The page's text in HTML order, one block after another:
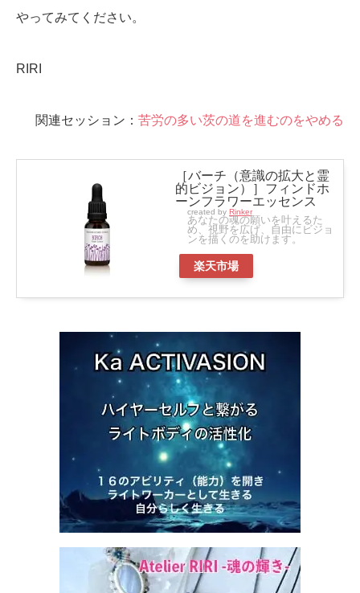
やってみてください。
RIRI
関連セッション： 苦労の多い茨の道を進むのをやめる
［バーチ（意識の拡大と霊
的ビジョン）］フィンドホ
ーンフラワーエッセンス
created by Rinker
あなたの魂の願いを叶えるた
め、視野を広げ、自由にビジョ
ンを描くのを助けます。
楽天市場